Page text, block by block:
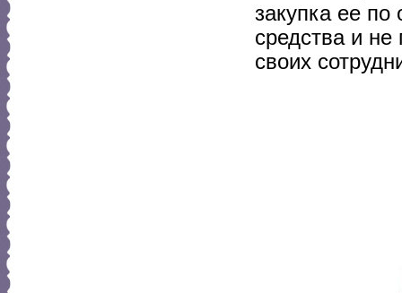
закупка ее
средства и
своих